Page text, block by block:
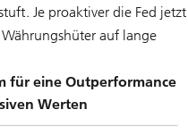
Je proaktiver die Fed jetzt
auf lange
für eine Outperformance
Werten